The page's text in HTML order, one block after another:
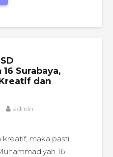
Surabaya,
dan
admin
kreatif, maka pasti
16